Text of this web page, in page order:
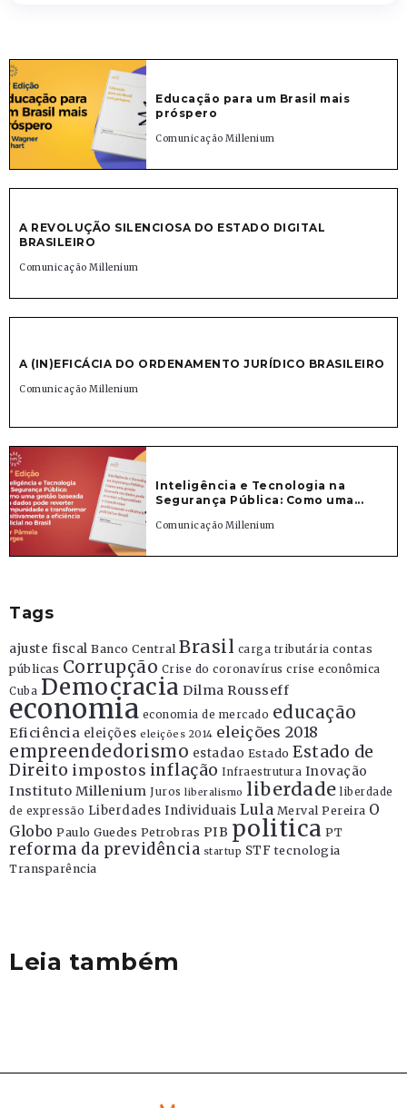
Educação para um Brasil mais
próspero
Comunicação Millenium
A REVOLUÇÃO SILENCIOSA DO ESTADO DIGITAL
BRASILEIRO
Comunicação Millenium
A (IN)EFICÁCIA DO ORDENAMENTO JURÍDICO BRASILEIRO
Comunicação Millenium
Inteligência e Tecnologia na
Segurança Pública: Como uma...
Comunicação Millenium
Tags
ajuste fiscal Banco Central Brasil carga tributária contas
públicas Corrupção Crise do coronavírus crise econômica
Cuba Democracia Dilma Rousseff
economia economia de mercado educação
Eficiência eleições eleições 2014 eleições 2018
empreendedorismo estadao Estado Estado de
Direito impostos inflação Infraestrutura Inovação
Instituto Millenium Juros liberalismo liberdade liberdade
de expressão Liberdades Individuais Lula Merval Pereira O
Globo Paulo Guedes Petrobras PIB politica PT
reforma da previdência startup STF tecnologia
Transparência
Leia também